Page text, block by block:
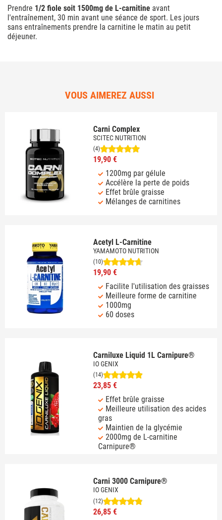
Prendre 1/2 fiole soit 1500mg de L-carnitine avant
l'entraînement, 30 min avant une séance de sport. Les jours
sans entraînements prendre la carnitine le matin au petit
déjeuner.
VOUS AIMEREZ AUSSI
Carni Complex
SCITEC NUTRITION
(4)
19,90 €
1200mg par gélule
Accélère la perte de poids
Effet brûle graisse
Mélanges de carnitines
Acetyl L-Carnitine
YAMAMOTO NUTRITION
(10)
19,90 €
Facilite l'utilisation des graisses
Meilleure forme de carnitine
1000mg
60 doses
Carniluxe Liquid 1L Carnipure®
IO GENIX
(14)
23,85 €
Effet brûle graisse
Meilleure utilisation des acides
gras
Maintien de la glycémie
2000mg de L-carnitine
Carnipure®
Carni 3000 Carnipure®
IO GENIX
(12)
26,85 €